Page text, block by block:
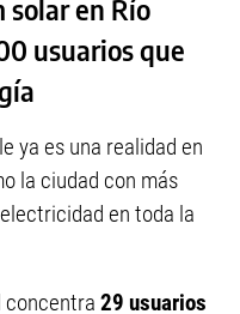
en Río
usuarios que
ya es una realidad en
la ciudad con más
en toda la
concentra 29 usuarios